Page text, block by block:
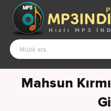
Mahsun